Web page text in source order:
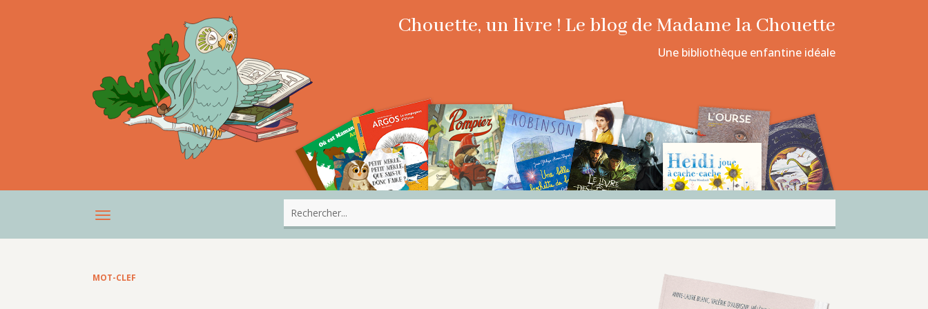
Chouette, un livre ! Le blog de Madame la Chouette
Une bibliothèque enfantine idéale
MOT-CLEF